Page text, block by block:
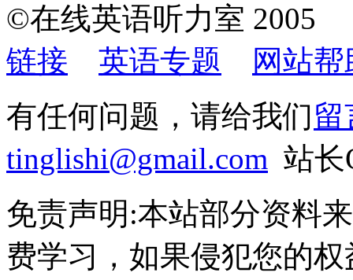
©在线英语听力室
链接
英语专题
网站帮
有任何问题，请给我们留
tinglishi@gmail.com 站长
免责声明:本站部分资料
费学习，如果侵犯您的